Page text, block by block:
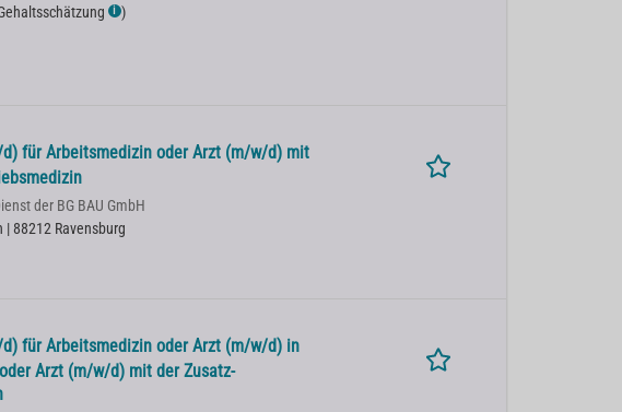
ℹ )
für Arbeitsmedizin oder Arzt (m/w/d) mit
der BG BAU GmbH
88212 Ravensburg
für Arbeitsmedizin oder Arzt (m/w/d) in
Arzt (m/w/d) mit der Zusatz-